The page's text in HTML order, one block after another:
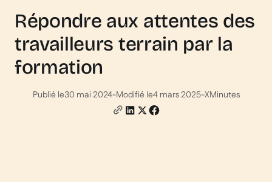
Répondre aux attentes des
travailleurs terrain par la
formation
Publié le30 mai 2024-Modifié le4 mars 2025-XMinutes